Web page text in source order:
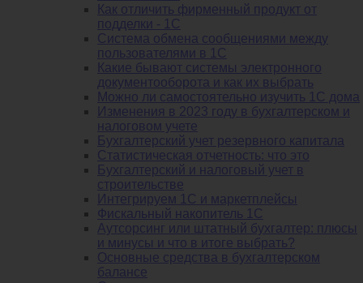
Как отличить фирменный продукт от
подделки - 1С
Система обмена сообщениями между
пользователями в 1С
Какие бывают системы электронного
документооборота и как их выбрать
Можно ли самостоятельно изучить 1С дома
Изменения в 2023 году в бухгалтерском и
налоговом учете
Бухгалтерский учет резервного капитала
Статистическая отчетность: что это
Бухгалтерский и налоговый учет в
строительстве
Интегрируем 1С и маркетплейсы
Фискальный накопитель 1С
Аутсорсинг или штатный бухгалтер: плюсы
и минусы и что в итоге выбрать?
Основные средства в бухгалтерском
балансе